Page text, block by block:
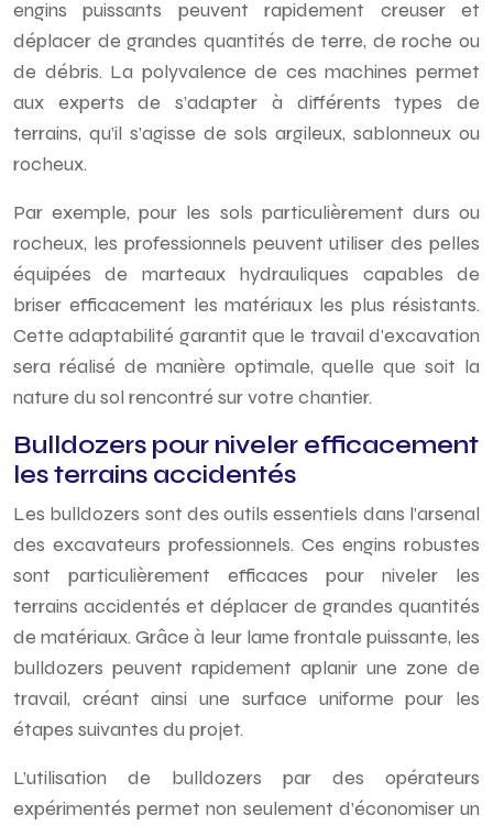
engins puissants peuvent rapidement creuser et
déplacer de grandes quantités de terre, de roche ou
de débris. La polyvalence de ces machines permet
aux experts de s’adapter à différents types de
terrains, qu’il s’agisse de sols argileux, sablonneux ou
rocheux.
Par exemple, pour les sols particulièrement durs ou
rocheux, les professionnels peuvent utiliser des pelles
équipées de marteaux hydrauliques capables de
briser efficacement les matériaux les plus résistants.
Cette adaptabilité garantit que le travail d’excavation
sera réalisé de manière optimale, quelle que soit la
nature du sol rencontré sur votre chantier.
Bulldozers pour niveler efficacement
les terrains accidentés
Les bulldozers sont des outils essentiels dans l’arsenal
des excavateurs professionnels. Ces engins robustes
sont particulièrement efficaces pour niveler les
terrains accidentés et déplacer de grandes quantités
de matériaux. Grâce à leur lame frontale puissante, les
bulldozers peuvent rapidement aplanir une zone de
travail, créant ainsi une surface uniforme pour les
étapes suivantes du projet.
L’utilisation de bulldozers par des opérateurs
expérimentés permet non seulement d’économiser un